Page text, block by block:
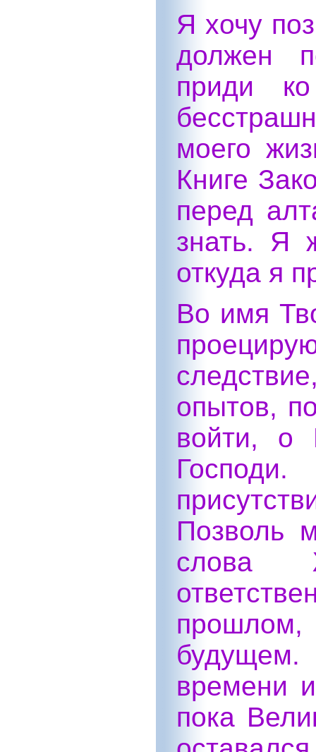
Я хочу
должен
приди
моего
Книге
перед
знать. Я
откуда я
Во имя
опытов,
войти, о
Позволь
слова
времени
пока